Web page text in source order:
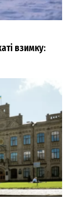
взимку: